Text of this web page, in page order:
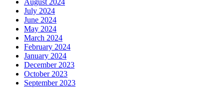
July 2024
June 2024
May 2024
March 2024
February 2024
January 2024
December 2023
October 2023
September 2023